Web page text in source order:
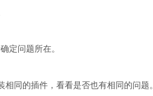
定问题所在。
同的插件，看看是否也有相同的问题。